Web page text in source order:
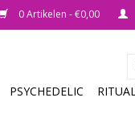
0 Artikelen - €0,00
PSYCHEDELIC